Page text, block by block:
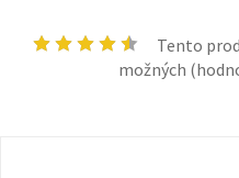
Tento
možných